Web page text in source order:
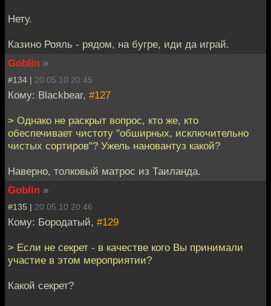
Нету.
Казино Рояль - рядом, на бугре, иди да играй.
Goblin »
#134 | 20.05.10 20:45
Кому: Blackbear, #127
> Однако не раскрыт вопрос, кто же, кто
обеспечивает чистоту "обширных, исключительно
чистых сортиров"? Ужель нановантуз какой?
Наверно, толковый матрос из Таиланда.
Goblin »
#135 | 20.05.10 20:46
Кому: Бородатый, #129
> Если не секрет - в качестве кого Вы принимали
участие в этом мероприятии?
Какой секрет?